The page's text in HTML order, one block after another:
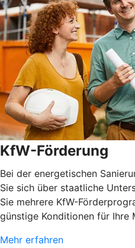
KfW-Förderung
Bei der energetischen
Sie sich über staatliche
Sie mehrere KfW-
günstige Konditionen für Ihre
Mehr erfahren